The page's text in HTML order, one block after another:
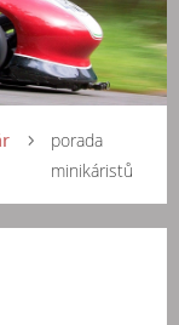
porada
minikáristů